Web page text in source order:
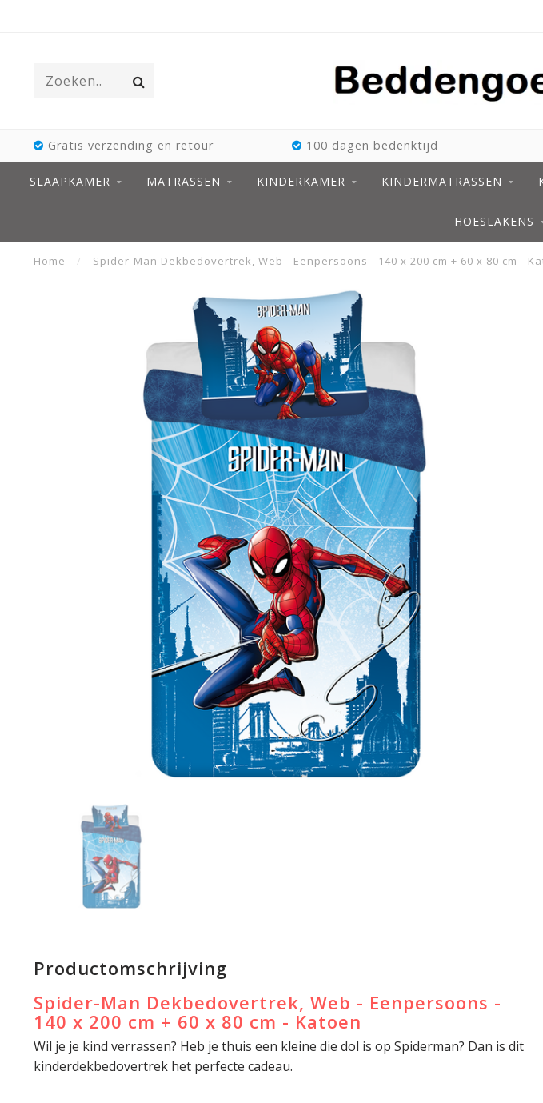
Gratis verzending en retour 100 dagen bedenktijd
SLAAPKAMER MATRASSEN KINDERKAMER KINDERMATRASSEN
HOESLAKENS
Home / Spider-Man Dekbedovertrek, Web - Eenpersoons - 140 x 200 cm + 60 x 80 cm -
Productomschrijving
Spider-Man Dekbedovertrek, Web - Eenpersoons -
140 x 200 cm + 60 x 80 cm - Katoen
Wil je je kind verrassen? Heb je thuis een kleine die dol is op Spiderman? Dan is dit
kinderdekbedovertrek het perfecte cadeau.